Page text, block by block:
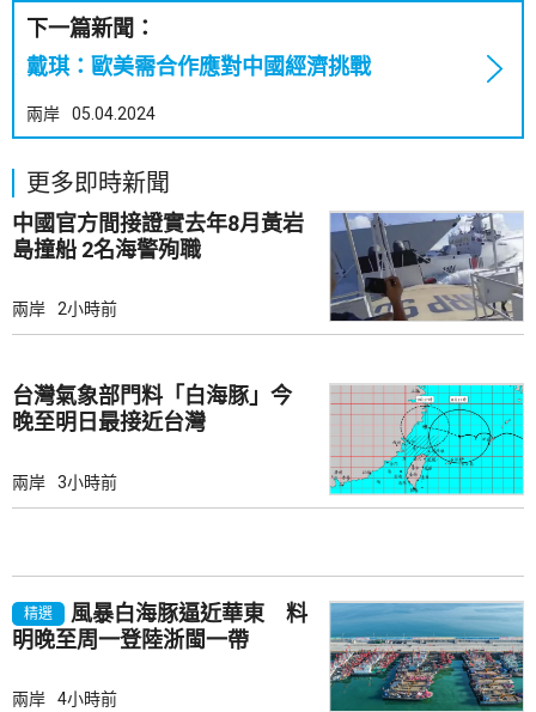
下一篇新聞：
戴琪：歐美需合作應對中國經濟挑戰
兩岸 05.04.2024
更多即時新聞
中國官方間接證實去年8月黃岩
島撞船 2名海警殉職
兩岸 2小時前
台灣氣象部門料「白海豚」今
晚至明日最接近台灣
兩岸 3小時前
精選
風暴白海豚逼近華東 料
明晚至周一登陸浙閩一帶
兩岸 4小時前